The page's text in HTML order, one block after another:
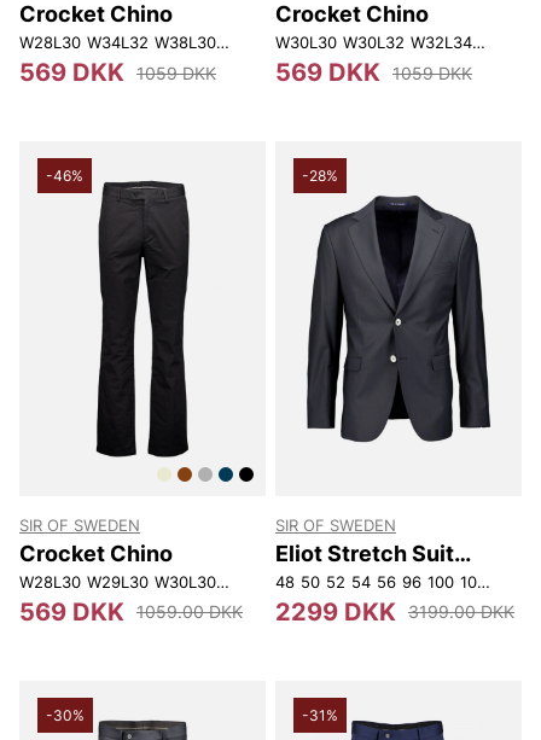
Crocket Chino
W28L30 W34L32 W38L30 W38L34 W30L32 W31L30 W32L34
569 DKK 1059 DKK
Crocket Chino
W30L30 W30L32 W32L34 W33L30
569 DKK 1059 DKK
-46%
SIR OF SWEDEN
Crocket Chino
W28L30 W29L30 W30L30 W31L30 W32L30 W33L30 W34L30
569 DKK 1059.00 DKK
-28%
SIR OF SWEDEN
Eliot Stretch Suit
Jacket
48 50 52 54 56 96 100 104
2299 DKK 3199.00 DKK
-30% -31%